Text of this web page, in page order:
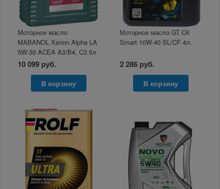
Моторное масло
MABANOL Xenon Alpha LA
5W-30 ACEA A3/B4, C3 5л
10 099 руб.
В корзину
Моторное масло GT Oil
Smart 10W-40 SL/CF 4л.
2 286 руб.
В корзину